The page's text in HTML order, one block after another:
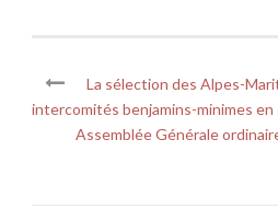
La sélection des Alpes-
intercomités benjamins-minimes en
Assemblée Générale